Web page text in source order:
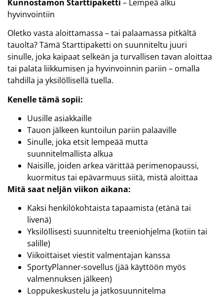
Kunnostamon Starttipaketti – Lempeä alku
hyvinvointiin
Oletko vasta aloittamassa – tai palaamassa pitkältä
tauolta? Tämä Starttipaketti on suunniteltu juuri
sinulle, joka kaipaat selkeän ja turvallisen tavan aloittaa
tai palata liikkumisen ja hyvinvoinnin pariin – omalla
tahdilla ja yksilöllisellä tuella.
Kenelle tämä sopii:
Uusille asiakkaille
Tauon jälkeen kuntoilun pariin palaaville
Sinulle, joka etsit lempeää mutta
suunnitelmallista alkua
Naisille, joiden arkea värittää perimenopaussi,
kuormitus tai epävarmuus siitä, mistä aloittaa
Mitä saat neljän viikon aikana:
Kaksi henkilökohtaista tapaamista (etänä tai
livenä)
Yksilöllisesti suunniteltu treeniohjelma (kotiin tai
salille)
Viikoittaiset viestit valmentajan kanssa
SportyPlanner-sovellus (jää käyttöön myös
valmennuksen jälkeen)
Loppukeskustelu ja jatkosuunnitelma